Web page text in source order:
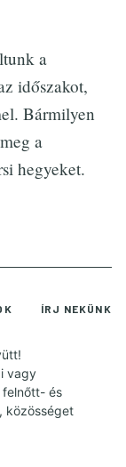
a
időszakot,
Bármilyen
a
hegyeket.
ÍRJ NEKÜNK
vagy
felnőtt- és
közösséget